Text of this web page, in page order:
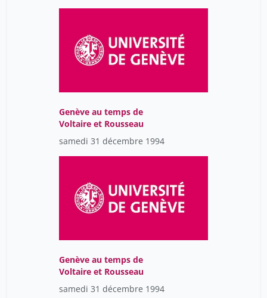
Genève au temps de
Voltaire et Rousseau
samedi 31 décembre 1994
Genève au temps de
Voltaire et Rousseau
samedi 31 décembre 1994